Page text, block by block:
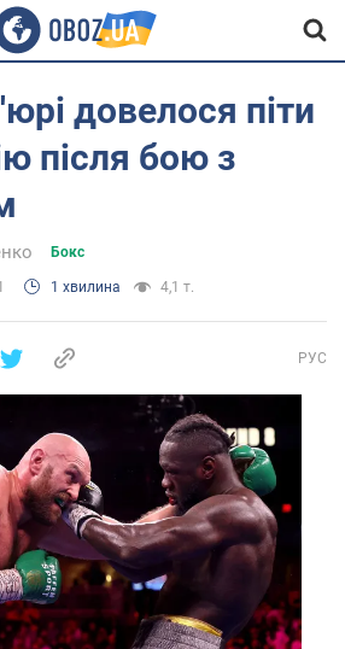
довелося піти
після бою з
Бокс
1 хвилина 4,1 т.
РУС